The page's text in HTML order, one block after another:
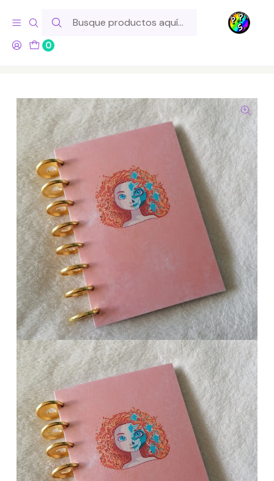
0
Hola! Si tu pedido incluye productos de fabricación propia,
ten en cuenta este tiempo para el despacho
Inicio Lo Hacemos Nosotros